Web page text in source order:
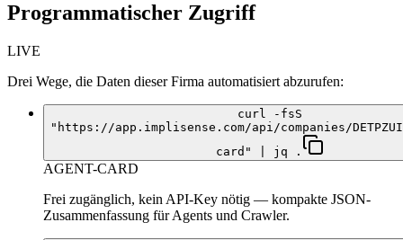
Programmatischer Zugriff
LIVE
Drei Wege, die Daten dieser Firma automatisiert abzurufen:
curl -fsS
"https://app.implisense.com/api/companies/
card" | jq .
AGENT-CARD
Frei zugänglich, kein API-Key nötig — kompakte JSON-
Zusammenfassung für Agents und Crawler.